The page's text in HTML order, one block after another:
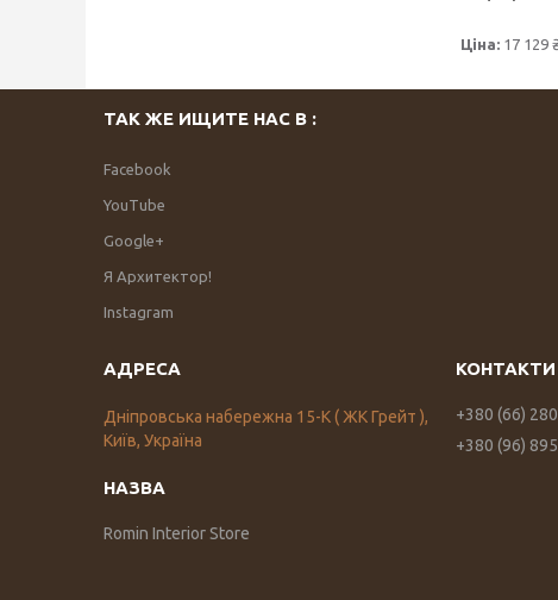
Ціна: 17 129
ТАК ЖЕ ИЩИТЕ НАС В :
Facebook
YouTube
Google+
Я Архитектор!
Instagram
Дніпровська набережна 15-К ( ЖК Грейт ),
Київ, Україна
Romin Interior Store
+380 (66)
+380 (96)